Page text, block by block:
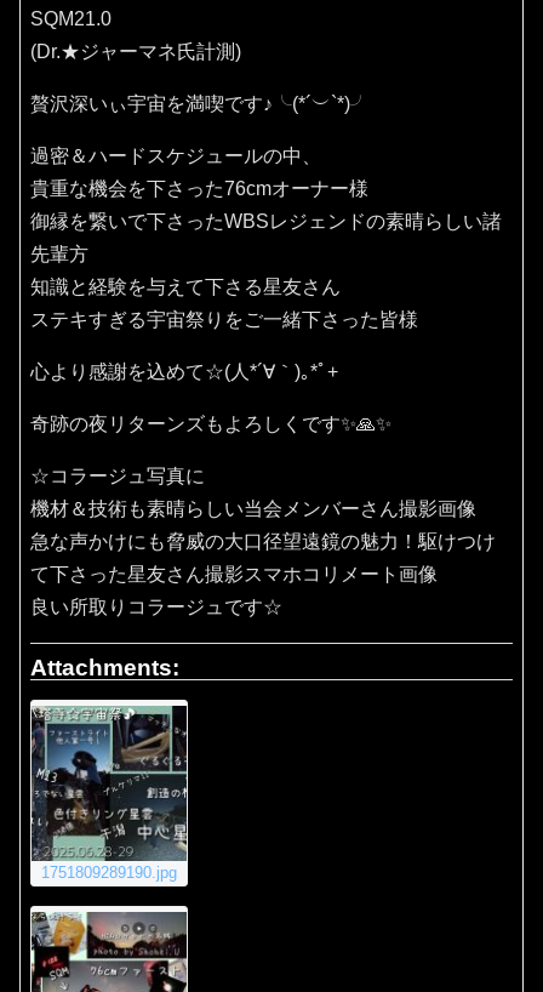
SQM21.0
(Dr.★ジャーマネ氏計測)
贅沢深いぃ宇宙を満喫です♪⁠╰⁠(⁠*⁠´⁠︶⁠`⁠*⁠)⁠╯
過密＆ハードスケジュールの中、
貴重な機会を下さった76cmオーナー様
御縁を繋いで下さったWBSレジェンドの素晴らしい諸
先輩方
知識と経験を与えて下さる星友さん
ステキすぎる宇宙祭りをご一緒下さった皆様
心より感謝を込めて☆(⁠人⁠*⁠´⁠∀⁠｀⁠)⁠｡⁠*ﾟ⁠+
奇跡の夜リターンズもよろしくです✨🙏✨️
☆コラージュ写真に
機材＆技術も素晴らしい当会メンバーさん撮影画像
急な声かけにも脅威の大口径望遠鏡の魅力！駆けつけ
て下さった星友さん撮影スマホコリメート画像
良い所取りコラージュです☆
Attachments:
1751809289190.jpg